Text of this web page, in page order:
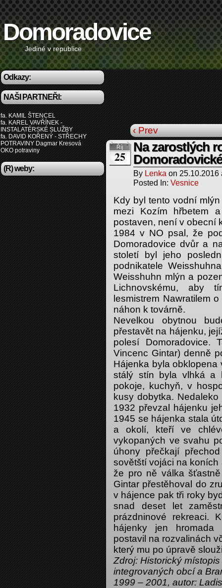
Domoradovice
Jediné v republice
Odkazy:
NAŠI PARTNEŘI:
fa. KAMIL ŠTENCEL
fa. KAREL VAVŘÍNEK -
INSTALATÉRSKÉ SLUŽBY
fa. DAVID KOŘENÝ - STŘECHY
POTRAVINY Dagmar Kresová
OKO potraviny
(R) weby:
‹ Prev
Říj
25
Na zarostlých
By Lenka on 25.10.2016
Posted In: Vesnice
Kdy byl tento vodní
mezi Kozím hřbetem
postaven, není v obecní
1984 v NO psal, že
Domoradovice dvůr a
století byl jeho
podnikatele
Weisshuhn mlýn a
Lichnovskému, aby
lesmistrem Nawratilem
náhon k továrně.
Nevelkou obytnou
přestavět na hájenku,
polesí Domoradovice.
Vincenc Gintar) denně
Hájenka byla obklopena
stálý stín byla vlhká a
pokoje, kuchyň, v
kusy dobytka.
1932 převzal hájenku
1945 se hájenka stala
a okolí, kteří ve
vykopaných ve svahu
úhony přečkají
sovětští vojáci na
že pro ně válka
Gintar přestěhoval do
v hájence pak tři roky
snad deset let
prázdninové rekreaci.
hájenky jen hromada
postavil na rozvalinách
který mu po úpravě
Zdroj: Historický
integrovaných obcí a
1999 – 2001, autor: